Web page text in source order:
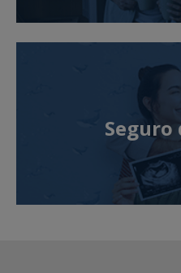
Seguro